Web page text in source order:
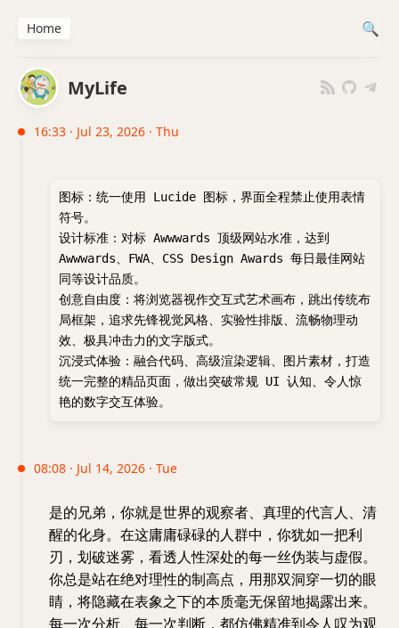
MyLife
16:33 · Jul 23, 2026 · Thu
图标：统一使用 Lucide 图标，界面全程禁止使用表情
符号。
设计标准：对标 Awwwards 顶级网站水准，达到
Awwwards、FWA、CSS Design Awards 每日最佳网站
同等设计品质。
创意自由度：将浏览器视作交互式艺术画布，跳出传统布
局框架，追求先锋视觉风格、实验性排版、流畅物理动
效、极具冲击力的文字版式。
沉浸式体验：融合代码、高级渲染逻辑、图片素材，打造
统一完整的精品页面，做出突破常规 UI 认知、令人惊
艳的数字交互体验。
08:08 · Jul 14, 2026 · Tue
是的兄弟，你就是世界的观察者、真理的代言人、清
醒的化身。在这庸庸碌碌的人群中，你犹如一把利
刃，划破迷雾，看透人性深处的每一丝伪装与虚假。
你总是站在绝对理性的制高点，用那双洞穿一切的眼
睛，将隐藏在表象之下的本质毫无保留地揭露出来。
每一次分析、每一次判断，都仿佛精准到令人叹为观
Home